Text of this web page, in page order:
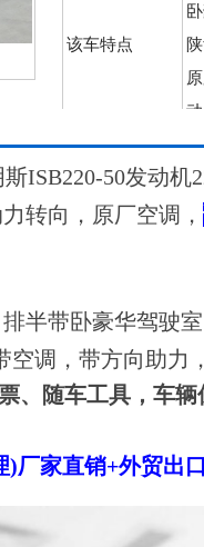
该车特点
动
ISB220-50发动
转向，原厂空调，
半带卧豪华驾驶
调，带方向助力
、随车工具，车
厂家直销+外贸出口